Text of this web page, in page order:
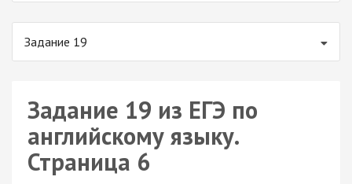
Задание 19
Задание 19 из ЕГЭ по
английскому языку.
Страница 6